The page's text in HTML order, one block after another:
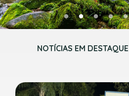
NOTÍCIAS EM DESTAQUE